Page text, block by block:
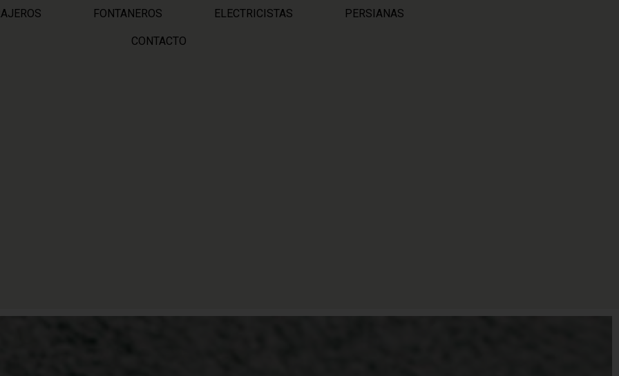
FONTANEROS ELECTRICISTAS PERSIANAS
CONTACTO